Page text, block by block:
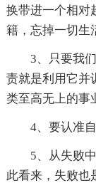
换带进一个相对
籍，忘掉一切生
3、只要我
责就是利用它并
类至高无上的
4、要认准
5、从失败
此看来，失败也